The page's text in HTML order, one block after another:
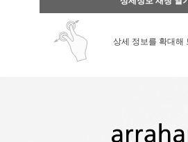
상세 정보를 확대해